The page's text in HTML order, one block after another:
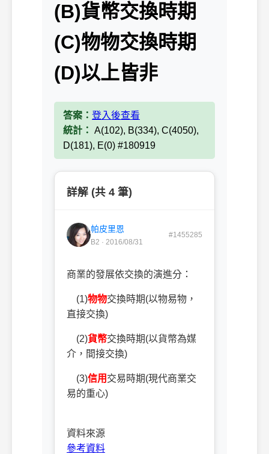
(B)貨幣交換時期
(C)物物交換時期
(D)以上皆非
答案： 登入後查看
統計： A(102), B(334), C(4050),
D(181), E(0) #180919
詳解 (共 4 筆)
帕皮里恩
B2 · 2016/08/31
#1455285
商業的發展依交換的演進分：
(1)物物交換時期(以物易物，
直接交換)
(2)貨幣交換時期(以貨幣為媒
介，間接交換)
(3)信用 交易時期(現代商業交
易的重心)
資料來源
參考資料